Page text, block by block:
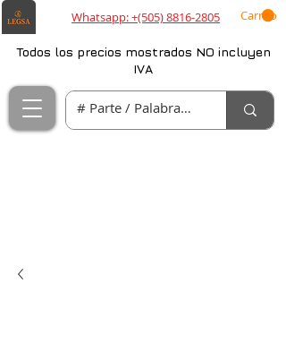
Whatsapp: +(505) 8816-2805 Carrito
Todos los precios mostrados NO incluyen
IVA